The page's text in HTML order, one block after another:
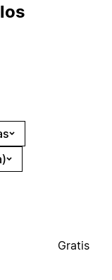
Gratis